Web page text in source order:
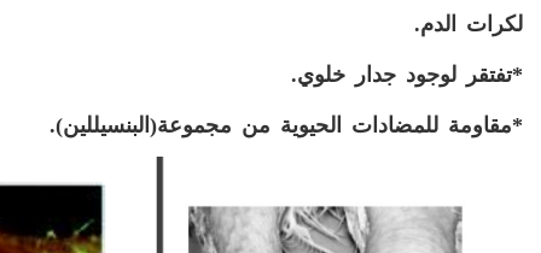
لكرات الدم.
*تفتقر لوجود جدار خلوي.
*مقاومة للمضادات الحيوية من مجموعة(البنسيللين).